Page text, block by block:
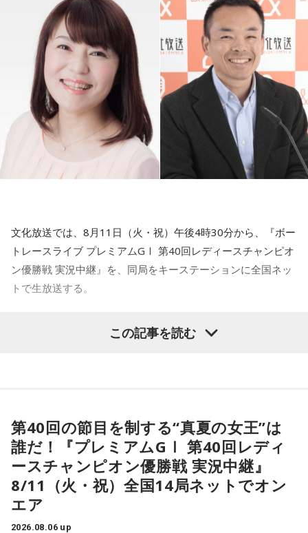
スマッシュウエスト/ソーゴー大阪/ページ・ワン/夢番地）
●特別協賛：マクセル株式会社
●協賛： ZIPPO / tabiwa by WESTER
●協力：大阪音楽大学 / ZIP-FM
がそう感じているところもある。メディアが煽ったり政治が
煽ったりもしてきたけど。あれはある種のポピュリズム的な
発言に近かった、という面も持つ、ということでしょうか」
金子勝「ポピュリズムの面もあるけれど。もう少し言うと、
すべてを考慮したうえで、すべてをとることはできない。バ
ランスをとると言っても、あれもこれも、というのは無理な
ので。計算したうえで何がもっとも利益があるか、と思考す
るプロセスが消えていて。ある種のイデオロギーみたいなも
のでボン、といってそれを貫くことが政治だと思い込んでい
青木「はい」
金子「中国は気に入らないこともたくさんあるけど、貿易の
利益やいろいろ考えたうえで、ここまでは許される、ここか
ど。そういう考えができない人は総理大臣にふさわしくない
わけです」
このあと高市政権に関する解説が続いた。
「初の女性総理で、近年多かった世襲でもない。外務大
臣や財務大臣の経験もない。裏を返せば旧来型の政治の文脈
の中とは違うかたちで出てきたと。肯定的にとらえている人
も多いと思うんです。ただ外交の話でいうと、ずいぶん前の
話ですが、例の『台湾有事は存立危機事態だ』発言で中国と
の関係がおかしくなった。あれは迂闊というか知識がなかっ
たのか、あるいは意図的な発言だったのか」
「最初は迂闊に、どんどん詰められて『何を！』という
気持ちが出てきて、しゃべってしまった、ということかと思
では、と。言う必要はまったくなかった。わざわざ中国を構
えさせる必要があるのか、と。中国を敵国扱いすることで日
本が失うものは非常に大きい」
明確な対立軸があるなら別だけど、中国は日本にとって最大
の貿易相手国で、いまは違うけど最大のインバウンドの流入
国だし、投資国で。本来、隣国同士が角突き合わせるなんて
愚かなことはあり得ない。そうなることを承知したうえで言
ったんですか、と。それはなんのために、ということにな
る」
文化放送では、8月11日（火・祝）午後4時30分から、『ボー
トレースライブ プレミアムGⅠ 第40回レディースチャンピオ
ン優勝戦 実況中継』を、同局をキーステーションに全国ネッ
トで生放送する。
チャンピオン」。今年で40回目を迎えるこのレースは、山口
サーたち。優勝賞金1,300万円と、「真夏の女王」の称号を懸
け、白熱のレースを繰り広げる。
舞台となる「ボートレース徳山」は、笠戸湾の奥に位置する
海水面。周辺が山や島に囲まれているため強風が遮られ、年
間を通して穏やかな風が吹く「インコース有利」な水面とし
この記事を読む
第40回の節目を制する“真夏の女王”は
誰だ！『プレミアムGⅠ 第40回レディ
ースチャンピオン優勝戦 実況中継』
8/11（火・祝）全国14局ネットでオン
エア
2026.08.06 up